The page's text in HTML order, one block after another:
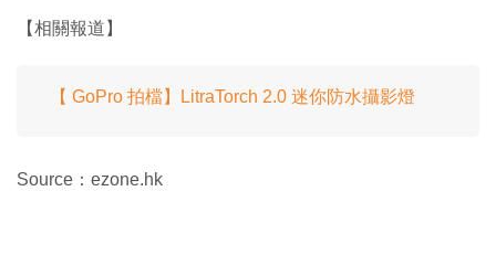
【相關報道】
【 GoPro 拍檔】LitraTorch 2.0 迷你防水攝影燈
Source：ezone.hk